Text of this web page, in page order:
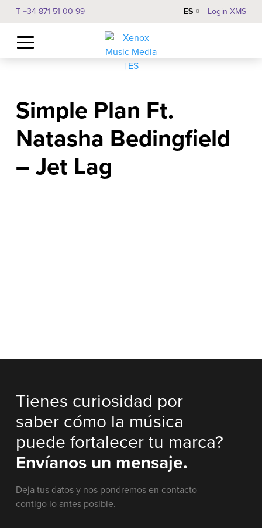
T +34 871 51 00 99 ES Login XMS
Simple Plan Ft.
Natasha Bedingfield
– Jet Lag
Tienes curiosidad por
saber cómo la música
puede fortalecer tu marca?
Envíanos un mensaje.
Deja tus datos y nos pondremos en contacto
contigo lo antes posible.